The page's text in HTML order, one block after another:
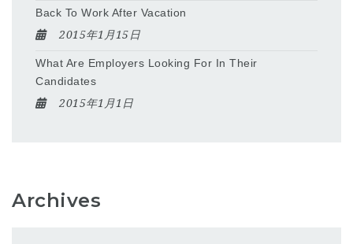
Back To Work After Vacation
2015年1月15日
What Are Employers Looking For In Their
Candidates
2015年1月1日
Archives